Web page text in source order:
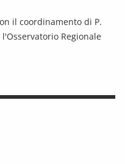
il coordinamento di P.
Regionale
DEL PNRR – Andamento